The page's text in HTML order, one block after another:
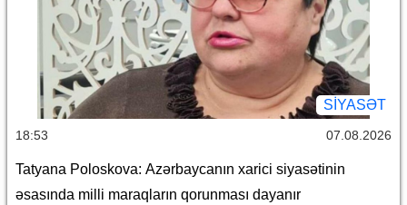
SİYASƏT
18:53 07.08.2026
Tatyana Poloskova: Azərbaycanın xarici siyasətinin
əsasında milli maraqların qorunması dayanır